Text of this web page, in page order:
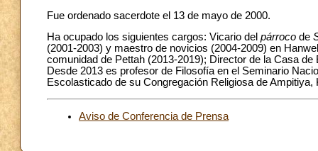
Fue ordenado sacerdote el 13 de mayo de 2000.
Ha ocupado los siguientes cargos: Vicario del párroco de
(2001-2003) y maestro de novicios (2004-2009) en
comunidad de Pettah (2013-2019); Director de la Casa
Desde 2013 es profesor de Filosofía en el Seminario
Escolasticado de su Congregación Religiosa de
Aviso de Conferencia de Prensa